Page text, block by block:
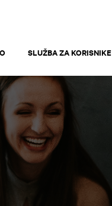
SLUŽBA ZA KORISNIKE